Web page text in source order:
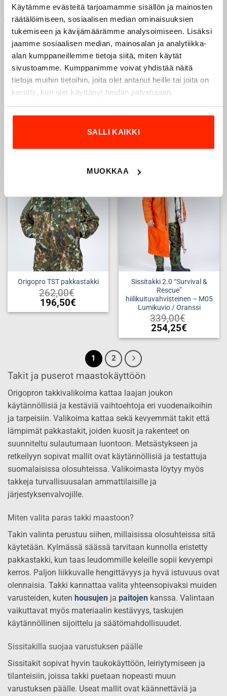
Käytämme evästeitä tarjoamamme sisällön ja mainosten
räätälöimiseen, sosiaalisen median ominaisuuksien
tukemiseen ja kävijämäärämme analysoimiseen. Lisäksi
jaamme sosiaalisen median, mainosalan ja analytiikka-
alan kumppaneillemme tietoja siitä, miten käytät
sivustoamme. Kumppanimme voivat yhdistää näitä
tietoja muihin tietoihin, joita olet antanut heille tai joita on
kerätty, kun olet käyttänyt heidän palvelujaan.
SALLI KAIKKI
MUOKKAA
useampi
muunnelma.
Voit
tuotteen
sivulla.
on
useampi
Voit
tehdä
valinnat
tuotteen
sivulla.
New
Add to
Tällä
Voit
tehdä
valinnat
tuotteen
sivulla.
Tällä
Voit
tehdä
valinnat
tuotteen
sivulla.
Origopro TST pakkastakki
262,00€
196,50€
Tällä
muunnelma.
tehdä
tuotteen
sivulla.
Sissitakki 2.0 “Survival &
Rescue”
hiilikuituvahvisteinen – M05
Lumikuvio / Oranssi
339,00€
254,25€
Tällä
Voit
tehdä
tuotteen
sivulla.
1 2
Takit ja puserot maastokäyttöön
Origopron takkivalikoima kattaa laajan joukon
käytännöllisiä ja kestäviä vaihtoehtoja eri vuodenaikoihin
ja tarpeisiin. Valikoima kattaa sekä kevyemmät takit että
lämpimät pakkastakit, joiden kuosit ja rakenteet on
suunniteltu sulautumaan luontoon. Metsästykseen ja
retkeilyyn sopivat mallit ovat käytännöllisiä ja testattuja
suomalaisissa olosuhteissa. Valikoimasta löytyy myös
takkeja turvallisuusalan ammattilaisille ja
järjestyksenvalvojille.
Miten valita paras takki maastoon?
Takin valinta perustuu siihen, millaisissa olosuhteissa sitä
käytetään. Kylmässä säässä tarvitaan kunnolla eristetty
pakkastakki, kun taas leudommille keleille sopii kevyempi
kerros. Paljon liikkuvalle hengittävyys ja hyvä istuvuus ovat
olennaisia. Takki kannattaa valita yhteensopivaksi muiden
varusteiden, kuten housujen ja paitojen kanssa. Valintaan
vaikuttavat myös materiaalin kestävyys, taskujen
käytännöllinen sijoittelu ja säätömahdollisuudet.
Sissitakilla suojaa varustuksen päälle
Sissitakit sopivat hyvin taukokäyttöön, leiriytymiseen ja
tilanteisiin, joissa takki puetaan nopeasti muun
varustuksen päälle. Useat mallit ovat käännettäviä ja